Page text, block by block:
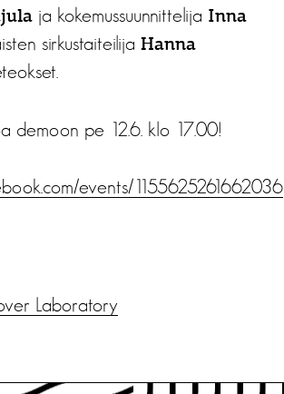
ja kokemussuunnittelija Inna
sirkustaiteilija Hanna
demoon pe 12.6. klo 17.00!
events/1155625261662036
Laboratory